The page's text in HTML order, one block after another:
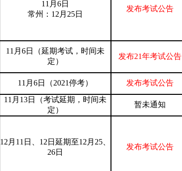
11月6日
常州：12月25日
发布考试公告
11月6日（延期考试，时间未
定）
发布21年考试公告
11月6日（2021停考） 发布考试公告
11月13日（考试延期，时间未
定）
暂未通知
12月11日、12日延期至12月25、
26日
发布考试公告